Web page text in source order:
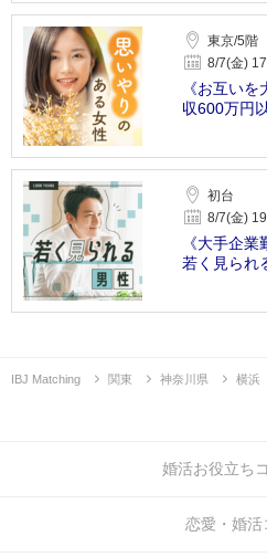
東京/5階
8/7(金)
《お互い
収600万円
初台
8/7(金)
《大手企
若く見られ
IBJ Matching 関東 神奈川県 横浜
婚活お役立ち
恋愛・婚活